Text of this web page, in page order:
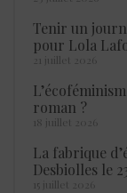
Tenir un
pour Lola
21 juillet 2026
roman ?
18 juillet 2026
La fabrique
Desbiolles le
15 juillet 2026